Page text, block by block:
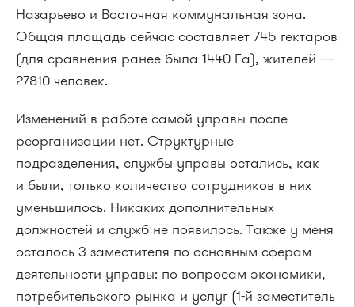
Назарьево и Восточная коммунальная зона.
Общая площадь сейчас составляет 745 гектаров
(для сравнения ранее была 1440 Га), жителей —
27810 человек.
Изменений в работе самой управы после
реорганизации нет. Структурные
подразделения, службы управы остались, как
и были, только количество сотрудников в них
уменьшилось. Никаких дополнительных
должностей и служб не появилось. Также у меня
осталось 3 заместителя по основным сферам
деятельности управы: по вопросам экономики,
потребительского рынка и услуг (1-й заместитель